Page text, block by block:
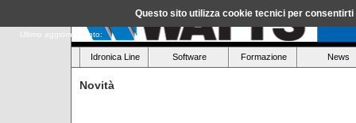
Ultimo aggiornamento:
Idronica Line Software Formazione News
Novità
Questo sito utilizza cookie tecnici per